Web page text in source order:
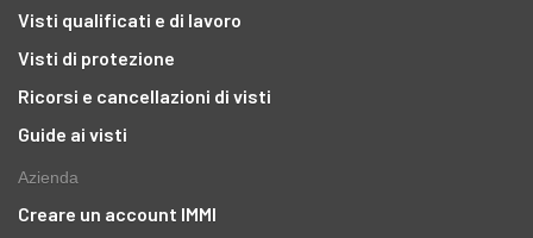
Visti qualificati e di lavoro
Visti di protezione
Ricorsi e cancellazioni di visti
Guide ai visti
Azienda
Creare un account IMMI